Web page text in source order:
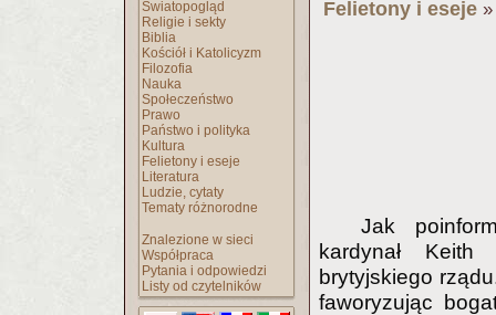
Światopogląd
Religie i sekty
Biblia
Kościół i Katolicyzm
Filozofia
Nauka
Społeczeństwo
Prawo
Państwo i polityka
Kultura
Felietony i eseje
Literatura
Ludzie, cytaty
Tematy różnorodne
Znalezione w sieci
Współpraca
Pytania i odpowiedzi
Listy od czytelników
Felietony i eseje
Jak
kardynał Keith
brytyjskiego
faworyzując